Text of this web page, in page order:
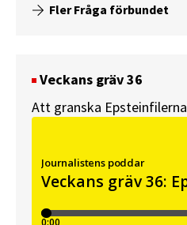
Fler Fråga förbundet
Veckans gräv 36
Att granska Epsteinfilerna